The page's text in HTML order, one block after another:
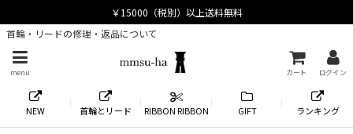
首輪・リードの修理・返品について
menu カート ログイン
NEW 首輪とリード RIBBON RIBBON GIFT ランキング